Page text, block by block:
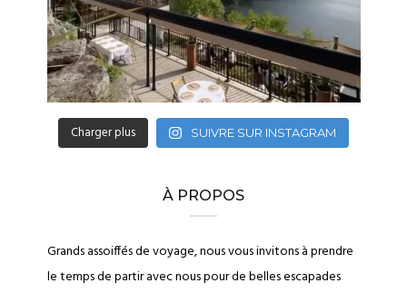
Charger plus SUIVRE SUR INSTAGRAM
À PROPOS
Grands assoiffés de voyage, nous vous invitons à prendre
le temps de partir avec nous pour de belles escapades